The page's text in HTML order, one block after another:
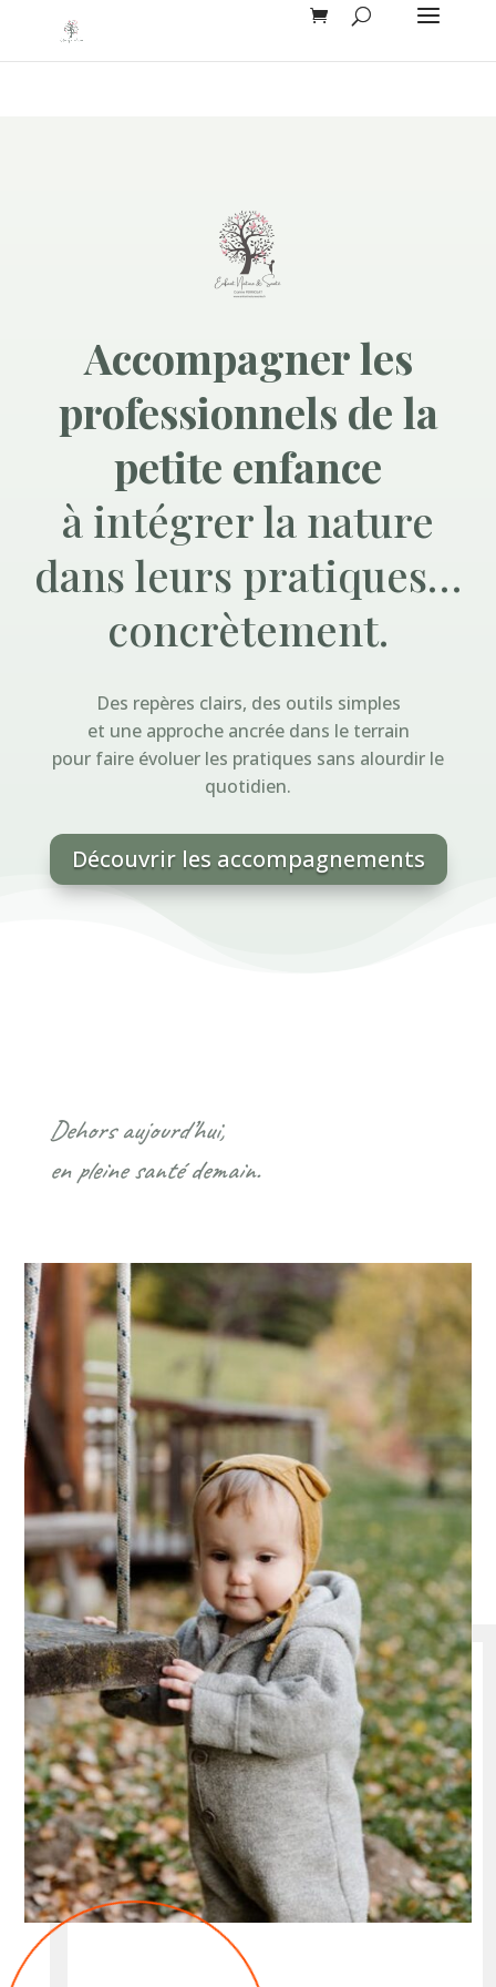
Accompagner les
professionnels de la
petite enfance
à intégrer la nature
dans leurs pratiques…
concrètement.
Des repères clairs, des outils simples
et une approche ancrée dans le terrain
pour faire évoluer les pratiques sans alourdir le
quotidien.
Découvrir les accompagnements
Dehors aujourd’hui,
en pleine santé demain.